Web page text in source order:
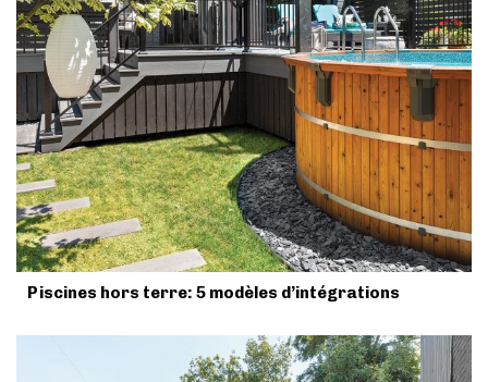
Piscines hors terre: 5 modèles d’intégrations